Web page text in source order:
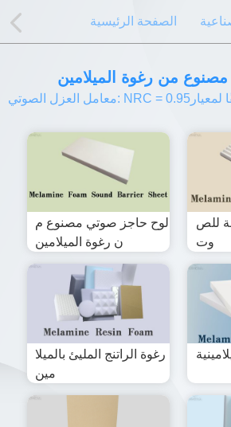
الصفحة الرئيسية
من رغوة الميلامين
لوح حاجز صوتي مصنوع م
ن رغوة الميلامين
للص
وت
رغوة الراتنج المليئ بالميلا
مين